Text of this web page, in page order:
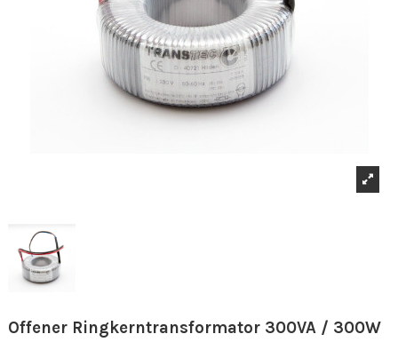
Offener Ringkerntransformator 300VA / 300W